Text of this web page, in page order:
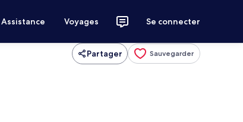
Assistance Voyages Se connecter
Partager Sauvegarder